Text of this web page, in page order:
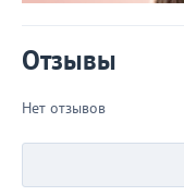
Отзывы
Нет отзывов